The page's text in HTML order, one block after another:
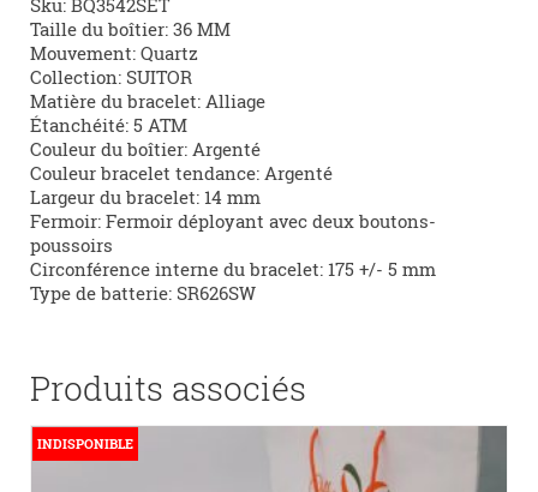
Taille du boîtier: 36 MM
Mouvement: Quartz
Collection: SUITOR
Matière du bracelet: Alliage
Étanchéité: 5 ATM
Couleur du boîtier: Argenté
Couleur bracelet tendance: Argenté
Largeur du bracelet: 14 mm
Fermoir: Fermoir déployant avec deux boutons-
poussoirs
Circonférence interne du bracelet: 175 +/- 5 mm
Type de batterie: SR626SW
Produits associés
INDISPONIBLE